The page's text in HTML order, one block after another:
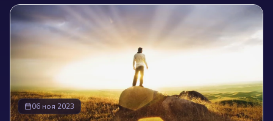
интересным человеком. Однако здесь кроется большая
глубина понимания, что именно делает нас
"интересными".
06 ноя 2023